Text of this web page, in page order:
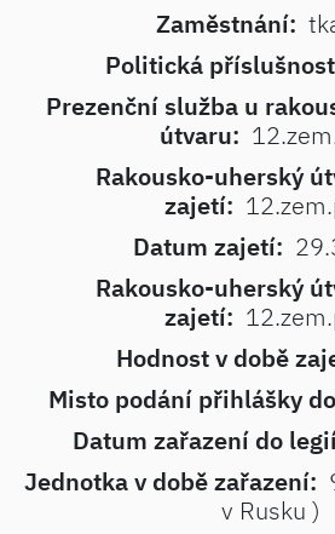
Zaměstnání:
Politická
Prezenční služba u
útvaru:
Rakousko-uherský
zajetí:
Datum zajetí:
Rakousko-uherský
zajetí:
Hodnost v době
Misto podání přihlášky
Datum zařazení do
Jednotka v době zařazení:
v Rusku )